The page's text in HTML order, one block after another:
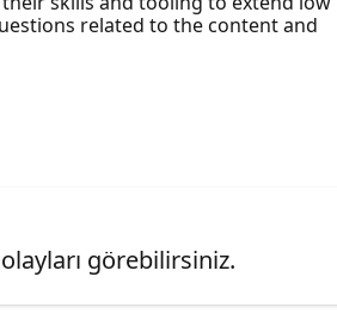
related to the content and
görebilirsiniz.